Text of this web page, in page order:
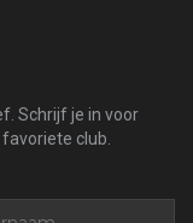
Schrijf je in voor
club.